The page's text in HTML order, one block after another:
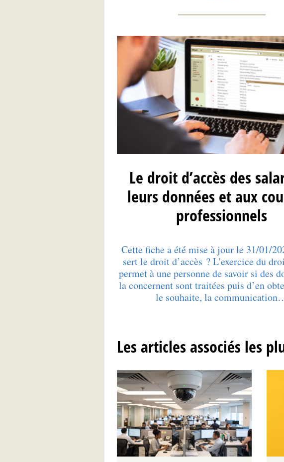
Le droit d’accès des
leurs données et aux
professionnels
Cette fiche a été mise à jour le 31/01/
sert le droit d’accès ? L'exercice du
permet à une personne de savoir si des
la concernent sont traitées puis d’en
le souhaite, la
Les articles associés les